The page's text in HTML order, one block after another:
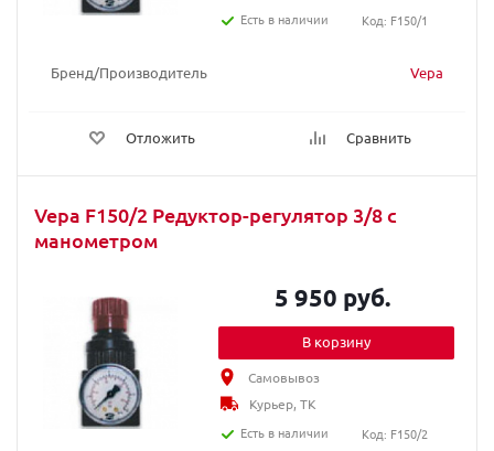
Бренд/Производитель Vepa
Отложить Сравнить
Есть в наличии
Код: F150/1
Vepa F150/2 Редуктор-регулятор 3/8 с
манометром
5 950 руб.
В корзину
Самовывоз
Курьер, ТК
Есть в наличии
Код: F150/2